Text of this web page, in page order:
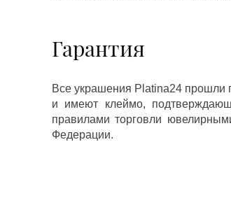
Гарантия
Все украшения Platina24 прошли
и имеют клеймо,
правилами торговли
Федерации.